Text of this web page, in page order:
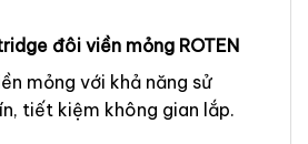
đôi viền mỏng ROTEN
mỏng với khả năng sử
tiết kiệm không gian lắp.